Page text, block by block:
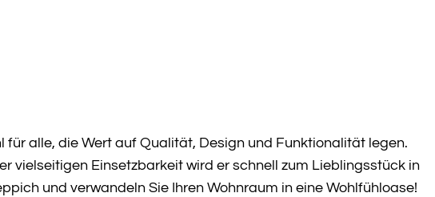
alle, die Wert auf Qualität, Design und Funktionalität legen.
vielseitigen Einsetzbarkeit wird er schnell zum Lieblingsstück in
und verwandeln Sie Ihren Wohnraum in eine Wohlfühloase!